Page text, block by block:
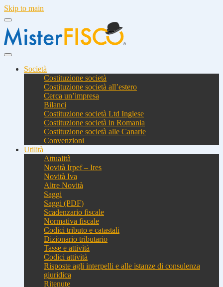
Skip to main
Società
Costituzione società
Costituzione società all’estero
Cerca un’impresa
Bilanci
Costituzione società Ltd Inglese
Costituzione società in Romania
Costituzione società alle Canarie
Convenzioni
Utilità
Attualità
Novità Irpef – Ires
Novità Iva
Altre Novità
Saggi
Saggi (PDF)
Scadenzario fiscale
Normativa fiscale
Codici tributo e catastali
Dizionario tributario
Tasse e attività
Codici attività
Risposte agli interpelli e alle istanze di consulenza
giuridica
Ritenute